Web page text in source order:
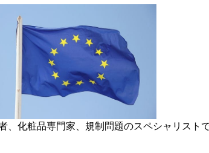
化粧品専門家、規制問題のスペシャリスト